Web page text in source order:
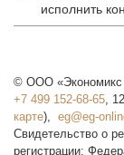
исполнить
© ООО
+7 499 152-68-65,
карте),
Свидетельство о
регистрации: